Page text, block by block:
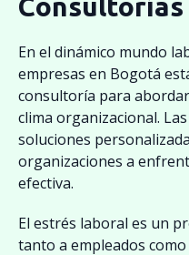
En el dinámico mundo
empresas en Bogotá
consultoría para
clima organizacional.
soluciones
organizaciones a
efectiva.
El estrés laboral es un
tanto a empleados